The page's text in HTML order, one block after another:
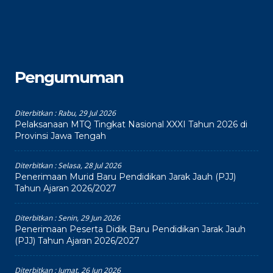
Pengumuman
Diterbitkan :Rabu, 29 Jul 2026
Pelaksanaan MTQ Tingkat Nasional XXXI Tahun 2026 di
Provinsi Jawa Tengah
Diterbitkan :Selasa, 28 Jul 2026
Penerimaan Murid Baru Pendidikan Jarak Jauh (PJJ)
Tahun Ajaran 2026/2027
Diterbitkan :Senin, 29 Jun 2026
Penerimaan Peserta Didik Baru Pendidikan Jarak Jauh
(PJJ) Tahun Ajaran 2026/2027
Diterbitkan :Jumat, 26 Jun 2026